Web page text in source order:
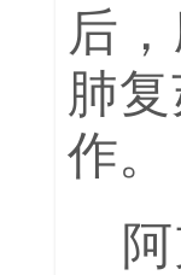
后
肺
作。